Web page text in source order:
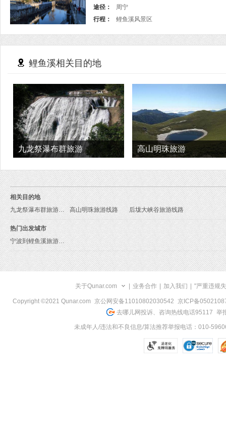
途径：
周宁
行程：
鲤鱼溪风景区
鲤鱼溪相关目的地
九龙祭瀑布群旅游 高山明珠旅游
相关目的地
九龙祭瀑布群旅游线路
高山明珠旅游线路 后垅大峡谷旅游线路
热门出发城市
宁波到鲤鱼溪旅游报价
关于Qunar.com 业务合作 加入我们 "严重违规
Copyright ©2021 Qunar.com 京公网安备11010802030542
京ICP备
去哪儿网投诉、咨询热线电话95117 举
未成年人/违法和不良信息/算法推荐举报电话：010-